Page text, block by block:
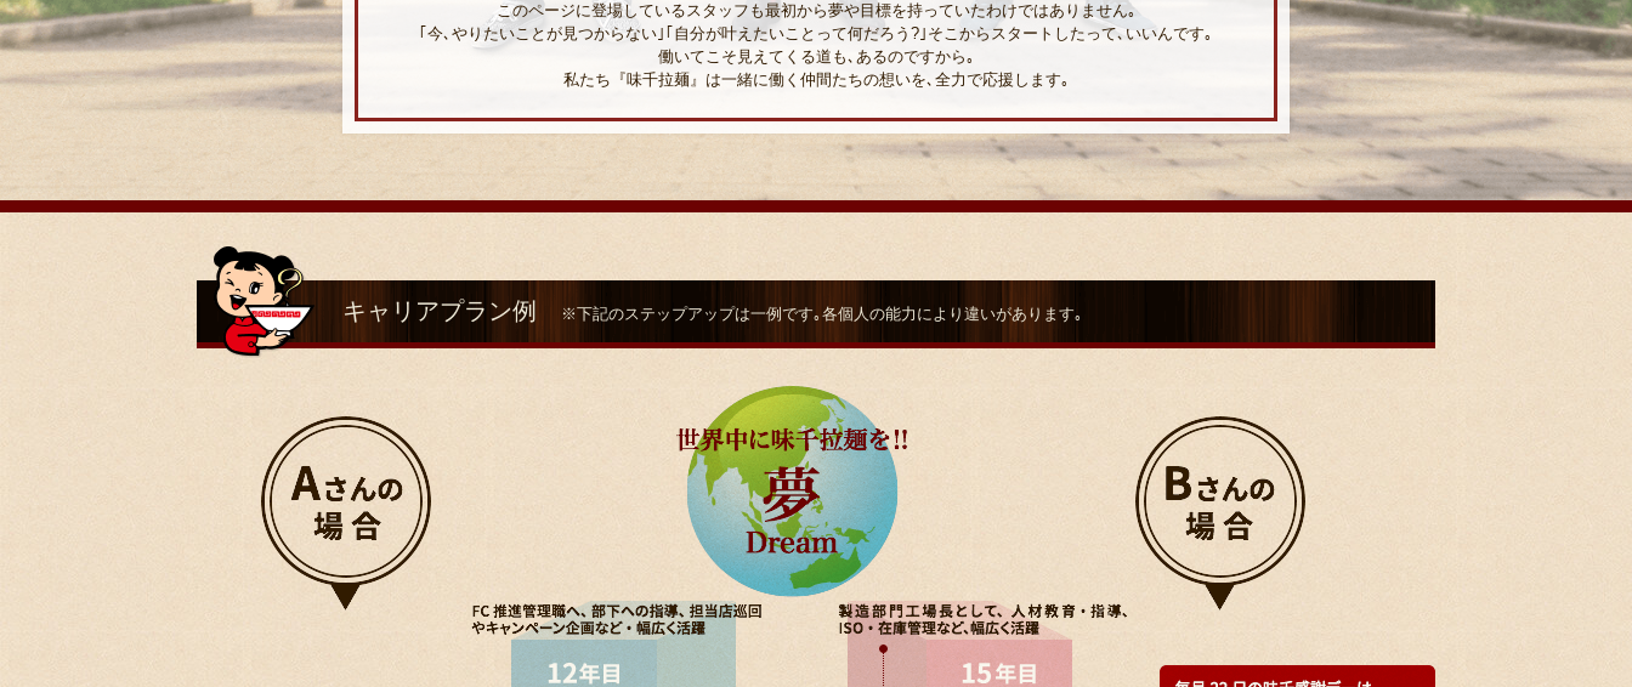
このページに登場しているスタッフも最初から夢や目標を持っていたわけではありません｡
｢今､やりたいことが見つからない｣ ｢自分が叶えたいことって何だろう?｣ そこからスタートしたって､いいんです｡
働いてこそ見えてくる道も､ あるのですから｡
私たち 『味千拉麺』 は一緒に働く仲間たちの想いを､全力で応援します｡
キャリアプラン例 ※下記のステップアップは一例です｡各個人の能力により違いがあります｡